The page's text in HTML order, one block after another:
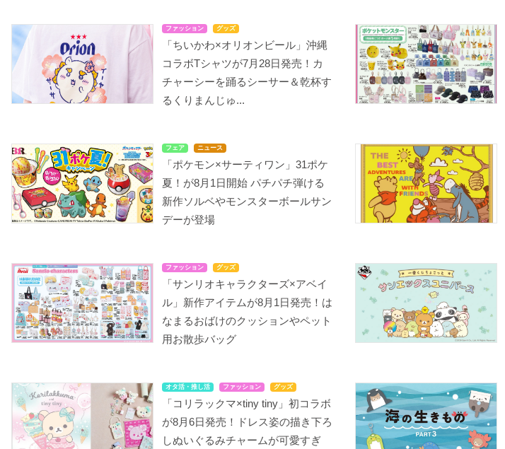
ファッション グッズ
「ちいかわ×オリオンビール」沖縄
コラボTシャツが7月28日発売！カ
チャーシーを踊るシーサー＆乾杯す
るくりまんじゅ...
フェア ニュース
「ポケモン×サーティワン」31ポケ
夏！が8月1日開始 パチパチ弾ける
新作ソルベやモンスターボールサン
デーが登場
ファッション グッズ
「サンリオキャラクターズ×アベイ
ル」新作アイテムが8月1日発売！は
なまるおばけのクッションやペット
用お散歩バッグ
オタ活・推し活 ファッション グッズ
「コリラックマ×tiny tiny」初コラボ
が8月6日発売！ドレス姿の描き下ろ
しぬいぐるみチャームが可愛すぎ